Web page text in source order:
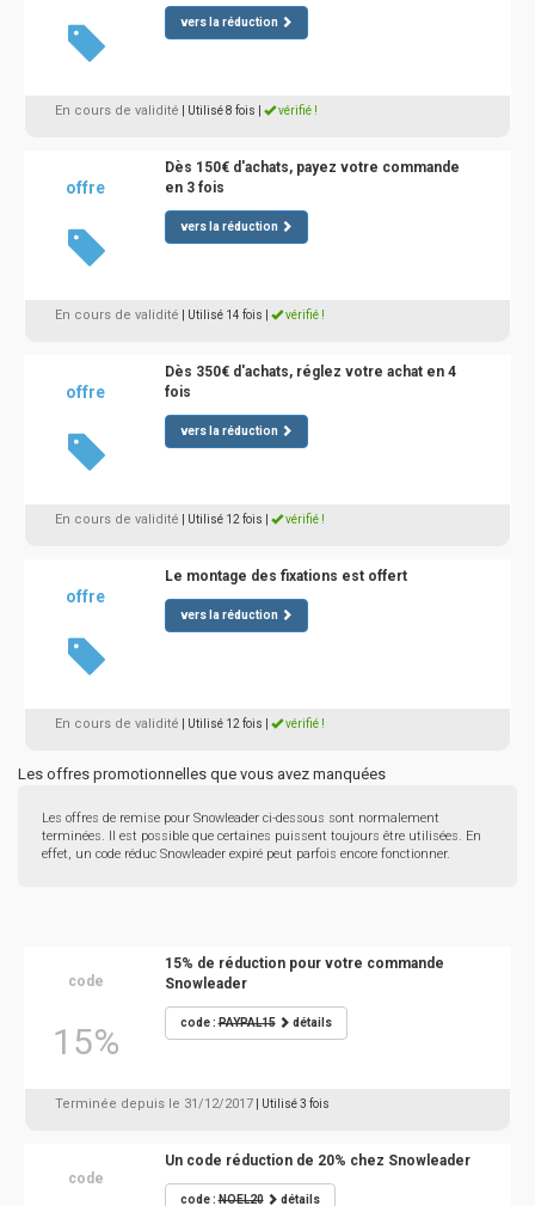
vers la réduction
En cours de validité | Utilisé 8 fois vérifié !
offre
Dès 150€ d'achats, payez votre commande
en 3 fois
vers la réduction
En cours de validité | Utilisé 14 fois vérifié !
offre
Dès 350€ d'achats, réglez votre achat en 4
fois
vers la réduction
En cours de validité | Utilisé 12 fois vérifié !
offre
Le montage des fixations est offert
vers la réduction
En cours de validité | Utilisé 12 fois vérifié !
Les offres promotionnelles que vous avez manquées
Les offres de remise pour Snowleader ci-dessous sont normalement
terminées. Il est possible que certaines puissent toujours être utilisées. En
effet, un code réduc Snowleader expiré peut parfois encore fonctionner.
code
15%
15% de réduction pour votre commande
Snowleader
code :PAYPAL15 détails
Terminée depuis le 31/12/2017 | Utilisé 3 fois
code
Un code réduction de 20% chez Snowleader
code :NOEL20 détails